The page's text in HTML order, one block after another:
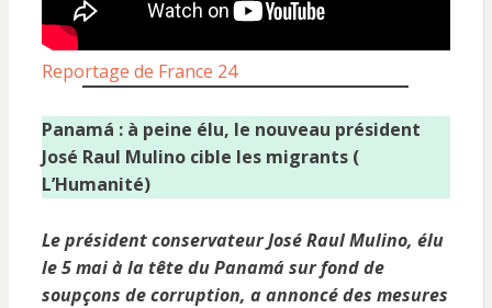
Reportage de France 24
Panamá : à peine élu, le nouveau président
José Raul Mulino cible les migrants (
L’Humanité)
Le président conservateur José Raul Mulino, élu
le 5 mai à la tête du Panamá sur fond de
soupçons de corruption, a annoncé des mesures